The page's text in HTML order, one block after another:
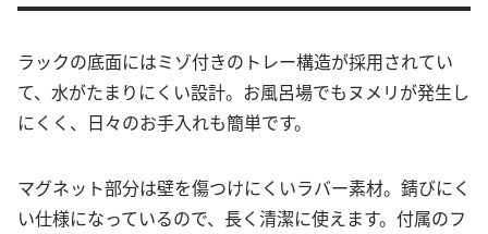
ラックの底面にはミゾ付きのトレー構造が採用されてい
て、水がたまりにくい設計。お風呂場でもヌメリが発生し
にくく、日々のお手入れも簡単です。
マグネット部分は壁を傷つけにくいラバー素材。錆びにく
い仕様になっているので、長く清潔に使えます。付属のフ